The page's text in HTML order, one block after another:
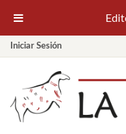
Iniciar Sesión